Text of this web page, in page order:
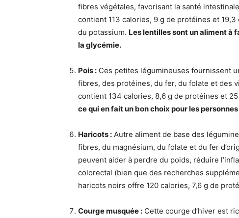
fibres végétales, favorisant la santé
contient 113 calories, 9 g de protéines et
du potassium. Les lentilles sont un aliment à
la glycémie.
Pois : Ces petites légumineuses fournissent
fibres, des protéines, du fer, du folate et des
contient 134 calories, 8,6 g de protéines et
ce qui en fait un bon choix pour les
Haricots : Autre aliment de base des
fibres, du magnésium, du folate et du fer
peuvent aider à perdre du poids, réduire
colorectal (bien que des recherches
haricots noirs offre 120 calories, 7,6 g de
Courge musquée : Cette courge d’hiver est